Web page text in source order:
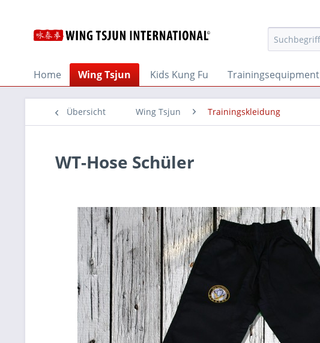
Home Wing Tsjun Kids Kung Fu Trainingsequipment
Übersicht Wing Tsjun Trainingskleidung
WT-Hose Schüler